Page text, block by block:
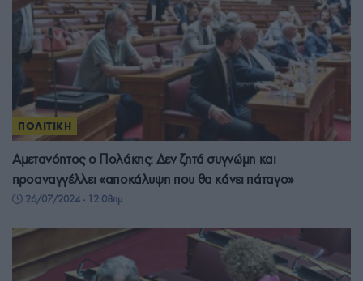
ΠΟΛΙΤΙΚΗ
Αμετανόητος ο Πολάκης: Δεν ζητά συγνώμη και
προαναγγέλλει «αποκάλυψη που θα κάνει πάταγο»
26/07/2024 - 12:08πμ